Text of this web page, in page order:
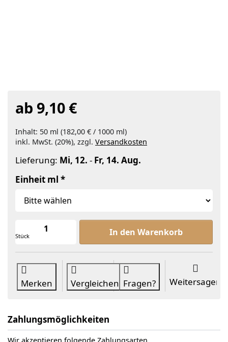
ab 9,10 €
Inhalt: 50 ml (182,00 € / 1000 ml)
inkl. MwSt. (20%), zzgl. Versandkosten
Lieferung: Mi, 12. - Fr, 14. Aug.
Einheit ml
Stück
Kukuinussöl raff zu ab 9,10 €,
In den Warenkorb
Merken Vergleichen Fragen? Weitersagen
Zahlungsmöglichkeiten